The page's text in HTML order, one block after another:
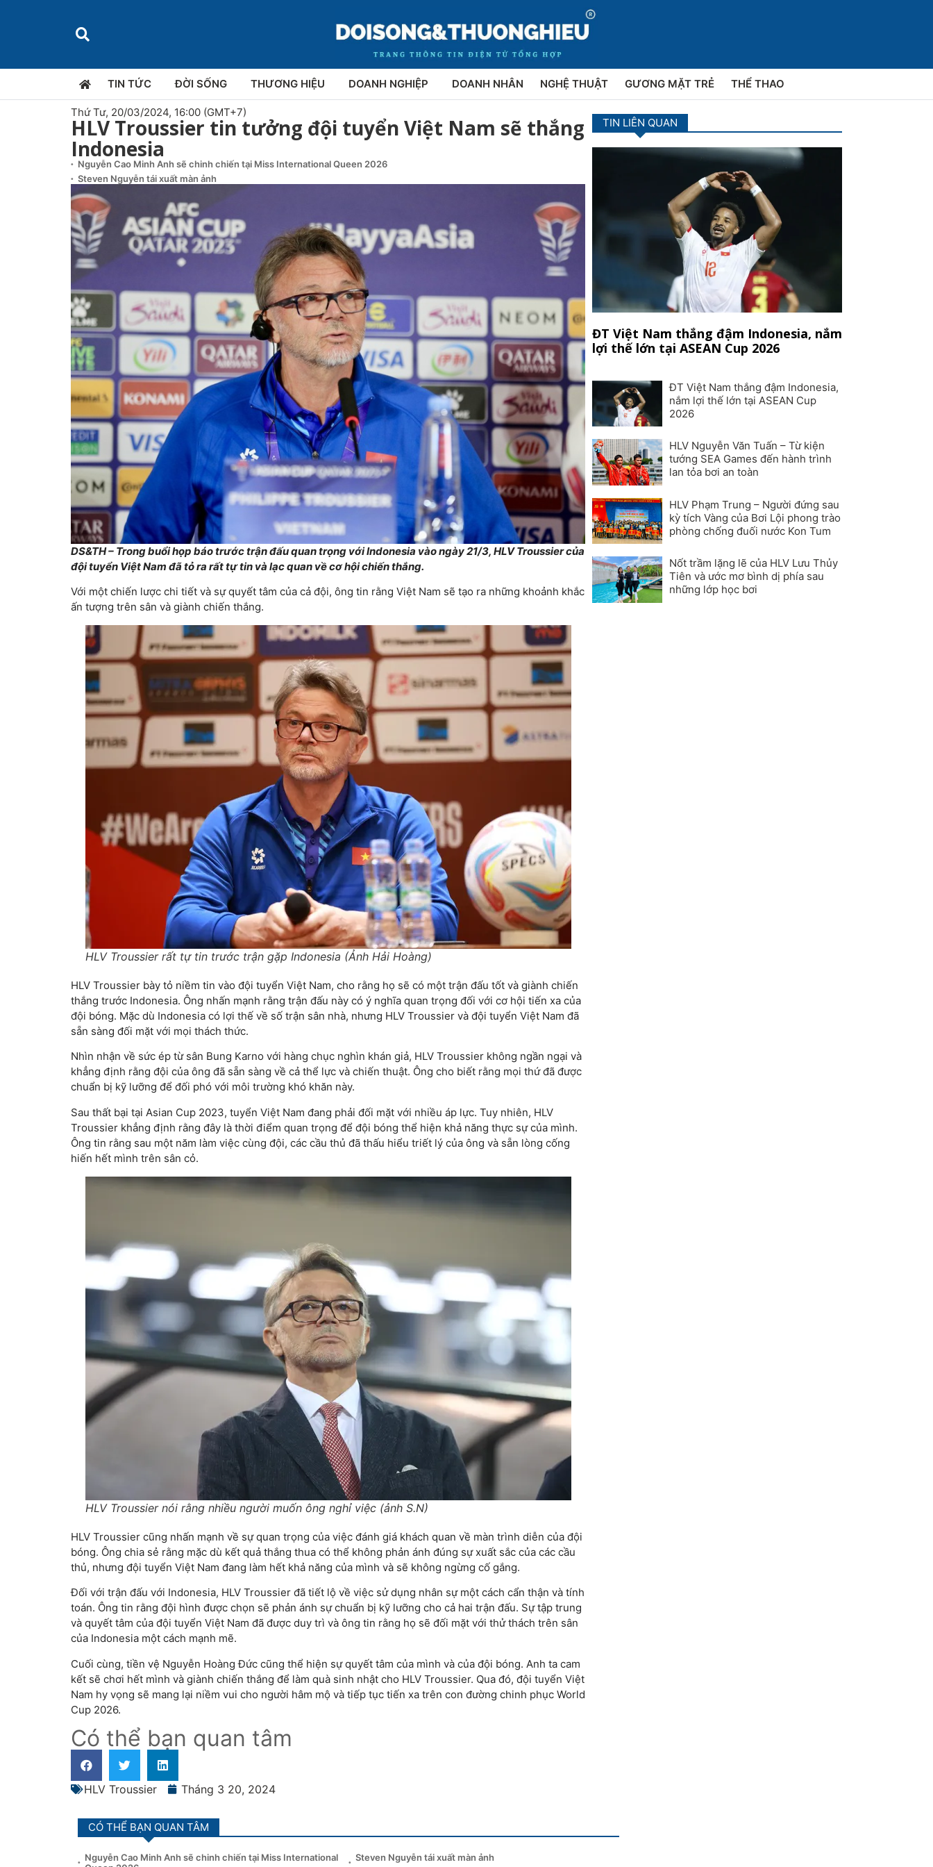
TIN TỨC ĐỜI SỐNG THƯƠNG HIỆU DOANH NGHIỆP DOANH NHÂN NGHỆ THUẬT GƯƠNG MẶT TRẺ THỂ THAO
Thứ Tư, 20/03/2024, 16:00 (GMT+7)
HLV Troussier tin tưởng đội tuyển Việt Nam sẽ thắng
Indonesia
Nguyễn Cao Minh Anh sẽ chinh chiến tại Miss International Queen 2026
Steven Nguyễn tái xuất màn ảnh
DS&TH – Trong buổi họp báo trước trận đấu quan trọng với Indonesia vào ngày 21/3, HLV Troussier của
đội tuyển Việt Nam đã tỏ ra rất tự tin và lạc quan về cơ hội chiến thắng.
Với một chiến lược chi tiết và sự quyết tâm của cả đội, ông tin rằng Việt Nam sẽ tạo ra những khoảnh khắc
ấn tượng trên sân và giành chiến thắng.
HLV Troussier rất tự tin trước trận gặp Indonesia (Ảnh Hải Hoàng)
HLV Troussier bày tỏ niềm tin vào đội tuyển Việt Nam, cho rằng họ sẽ có một trận đấu tốt và giành chiến
thắng trước Indonesia. Ông nhấn mạnh rằng trận đấu này có ý nghĩa quan trọng đối với cơ hội tiến xa của
đội bóng. Mặc dù Indonesia có lợi thế về số trận sân nhà, nhưng HLV Troussier và đội tuyển Việt Nam đã
sẵn sàng đối mặt với mọi thách thức.
Nhìn nhận về sức ép từ sân Bung Karno với hàng chục nghìn khán giả, HLV Troussier không ngần ngại và
khẳng định rằng đội của ông đã sẵn sàng về cả thể lực và chiến thuật. Ông cho biết rằng mọi thứ đã được
chuẩn bị kỹ lưỡng để đối phó với môi trường khó khăn này.
Sau thất bại tại Asian Cup 2023, tuyển Việt Nam đang phải đối mặt với nhiều áp lực. Tuy nhiên, HLV
Troussier khẳng định rằng đây là thời điểm quan trọng để đội bóng thể hiện khả năng thực sự của mình.
Ông tin rằng sau một năm làm việc cùng đội, các cầu thủ đã thấu hiểu triết lý của ông và sẵn lòng cống
hiến hết mình trên sân cỏ.
HLV Troussier nói rằng nhiều người muốn ông nghỉ việc (ảnh S.N)
HLV Troussier cũng nhấn mạnh về sự quan trọng của việc đánh giá khách quan về màn trình diễn của đội
bóng. Ông chia sẻ rằng mặc dù kết quả thắng thua có thể không phản ánh đúng sự xuất sắc của các cầu
thủ, nhưng đội tuyển Việt Nam đang làm hết khả năng của mình và sẽ không ngừng cố gắng.
Đối với trận đấu với Indonesia, HLV Troussier đã tiết lộ về việc sử dụng nhân sự một cách cẩn thận và tính
toán. Ông tin rằng đội hình được chọn sẽ phản ánh sự chuẩn bị kỹ lưỡng cho cả hai trận đấu. Sự tập trung
và quyết tâm của đội tuyển Việt Nam đã được duy trì và ông tin rằng họ sẽ đối mặt với thử thách trên sân
của Indonesia một cách mạnh mẽ.
Cuối cùng, tiền vệ Nguyễn Hoàng Đức cũng thể hiện sự quyết tâm của mình và của đội bóng. Anh ta cam
kết sẽ chơi hết mình và giành chiến thắng để làm quà sinh nhật cho HLV Troussier. Qua đó, đội tuyển Việt
Nam hy vọng sẽ mang lại niềm vui cho người hâm mộ và tiếp tục tiến xa trên con đường chinh phục World
Cup 2026.
Có thể bạn quan tâm
HLV Troussier Tháng 3 20, 2024
TIN LIÊN QUAN
ĐT Việt Nam thắng đậm Indonesia, nắm
lợi thế lớn tại ASEAN Cup 2026
ĐT Việt Nam thắng đậm Indonesia,
nắm lợi thế lớn tại ASEAN Cup
2026
HLV Nguyễn Văn Tuấn – Từ kiện
tướng SEA Games đến hành trình
lan tỏa bơi an toàn
HLV Phạm Trung – Người đứng sau
kỳ tích Vàng của Bơi Lội phong trào
phòng chống đuối nước Kon Tum
Nốt trầm lặng lẽ của HLV Lưu Thủy
Tiên và ước mơ bình dị phía sau
những lớp học bơi
CÓ THỂ BẠN QUAN TÂM
Nguyễn Cao Minh Anh sẽ chinh chiến tại Miss International
Steven Nguyễn tái xuất màn ảnh